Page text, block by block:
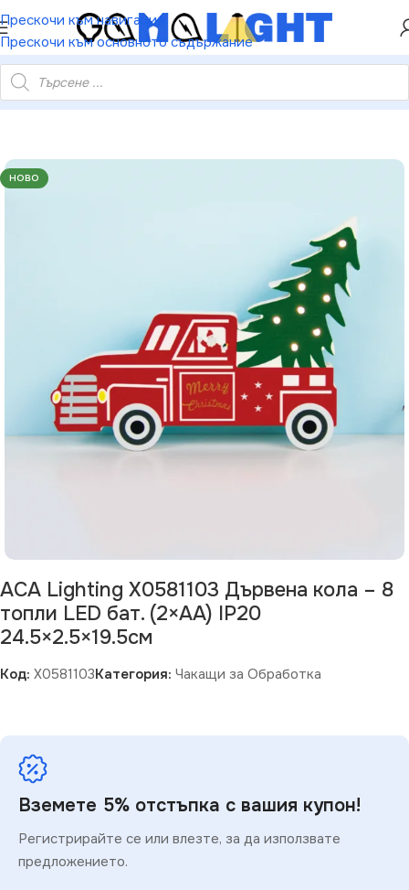
Прескочи към навигация
Прескочи към основното съдържание
НАМАЛЕНИЕ ОТ 5%
кола – 8 топли LED бат. (2×AA) IP20 24.5×2.5×19.5см
НОВО
ACA Lighting X0581103 Дървена кола – 8
топли LED бат. (2×AA) IP20
24.5×2.5×19.5см
Код: X0581103Категория: Чакащи за Обработка
Вземете 5% отстъпка с вашия купон!
Регистрирайте се или влезте, за да използвате
предложението.